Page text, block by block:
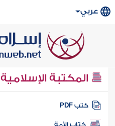
عربي
المكتبة الإسلامية
كتب PDF